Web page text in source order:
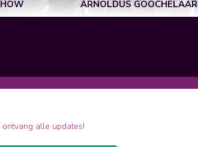
ARNOLDUS GOOCHELAAR
alle updates!